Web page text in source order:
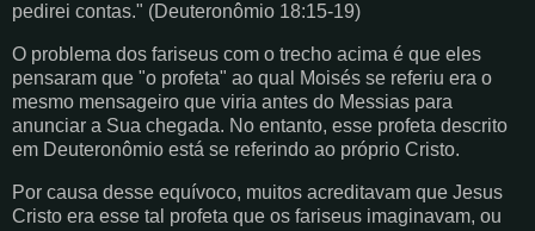
pedirei contas." (Deuteronômio 18:15-19)
O problema dos fariseus com o trecho acima é que eles
pensaram que "o profeta" ao qual Moisés se referiu era o
mesmo mensageiro que viria antes do Messias para
anunciar a Sua chegada. No entanto, esse profeta descrito
em Deuteronômio está se referindo ao próprio Cristo.
Por causa desse equívoco, muitos acreditavam que Jesus
Cristo era esse tal profeta que os fariseus imaginavam, ou